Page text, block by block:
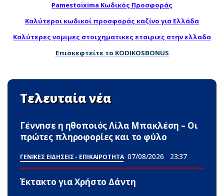
Pamestoixima Κωδικός Προσφοράς
Καλύτεροι κωδικοί προσφοράς καζίνο για Ελλάδα
Καλύτερες νομιμες στοιχηματικες εταιριες στην ελλαδα
Επισκεφτείτε το KODIKOSBONUS
Τελευταία νέα
Γέννnσε η ηθοποιός Λίλα Μπακλέση – Οι
πρώτες πληροφορίες και το φύλο
ΓΕΝΙΚΕΣ ΕΙΔΗΣΕΙΣ - ΕΠΙΚΑΙΡΟΤΗΤΑ 07/08/2026 23:37
Έκτακτο για Χρήστο Δάντη